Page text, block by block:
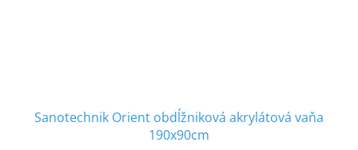
Sanotechnik Orient obdĺžniková akrylátová vaňa
190x90cm